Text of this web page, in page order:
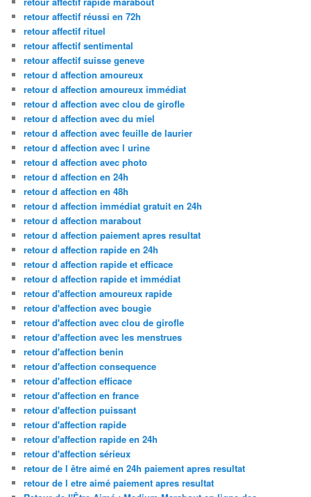
retour affectif réussi en 72h
retour affectif rituel
retour affectif sentimental
retour affectif suisse geneve
retour d affection amoureux
retour d affection amoureux immédiat
retour d affection avec clou de girofle
retour d affection avec du miel
retour d affection avec feuille de laurier
retour d affection avec l urine
retour d affection avec photo
retour d affection en 24h
retour d affection en 48h
retour d affection immédiat gratuit en 24h
retour d affection marabout
retour d affection paiement apres resultat
retour d affection rapide en 24h
retour d affection rapide et efficace
retour d affection rapide et immédiat
retour d'affection amoureux rapide
retour d'affection avec bougie
retour d'affection avec clou de girofle
retour d'affection avec les menstrues
retour d'affection benin
retour d'affection consequence
retour d'affection efficace
retour d'affection en france
retour d'affection puissant
retour d'affection rapide
retour d'affection rapide en 24h
retour d'affection sérieux
retour de l être aimé en 24h paiement apres resultat
retour de l etre aimé paiement apres resultat